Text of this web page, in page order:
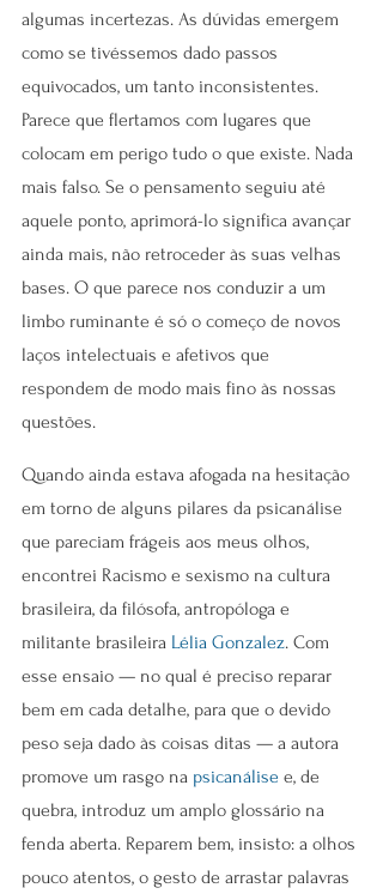
algumas incertezas. As dúvidas emergem
como se tivéssemos dado passos
equivocados, um tanto inconsistentes.
Parece que flertamos com lugares que
colocam em perigo tudo o que existe. Nada
mais falso. Se o pensamento seguiu até
aquele ponto, aprimorá-lo significa avançar
ainda mais, não retroceder às suas velhas
bases. O que parece nos conduzir a um
limbo ruminante é só o começo de novos
laços intelectuais e afetivos que
respondem de modo mais fino às nossas
questões.
Quando ainda estava afogada na hesitação
em torno de alguns pilares da psicanálise
que pareciam frágeis aos meus olhos,
encontrei Racismo e sexismo na cultura
brasileira, da filósofa, antropóloga e
militante brasileira Lélia Gonzalez. Com
esse ensaio — no qual é preciso reparar
bem em cada detalhe, para que o devido
peso seja dado às coisas ditas — a autora
promove um rasgo na psicanálise e, de
quebra, introduz um amplo glossário na
fenda aberta. Reparem bem, insisto: a olhos
pouco atentos, o gesto de arrastar palavras